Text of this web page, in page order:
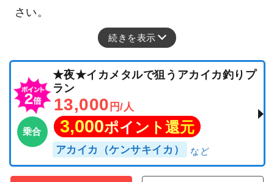
さい。
続きを表示
乗合
★夜★イカメタルで狙うアカイカ釣りプ
ラン
13,000 円/人
3,000ポイント還元
アカイカ（ケンサキイカ）